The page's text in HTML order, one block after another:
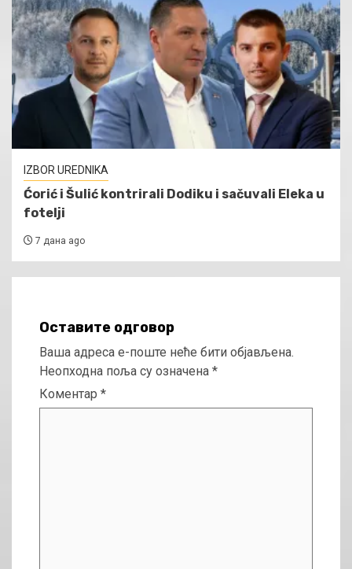
IZBOR UREDNIKA
Ćorić i Šulić kontrirali Dodiku i sačuvali Eleka u
fotelji
7 дана ago
Оставите одговор
Ваша адреса е-поште неће бити објављена.
Неопходна поља су означена *
Коментар *